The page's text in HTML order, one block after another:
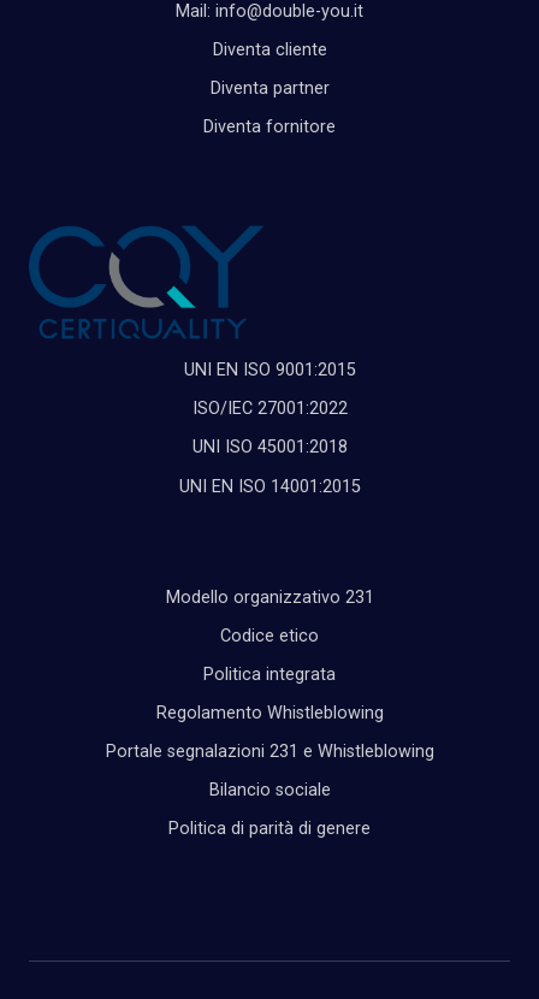
Mail: info@double-you.it
Diventa cliente
Diventa partner
Diventa fornitore
UNI EN ISO 9001:2015
ISO/IEC 27001:2022
UNI ISO 45001:2018
UNI EN ISO 14001:2015
Modello organizzativo 231
Codice etico
Politica integrata
Regolamento Whistleblowing
Portale segnalazioni 231 e Whistleblowing
Bilancio sociale
Politica di parità di genere